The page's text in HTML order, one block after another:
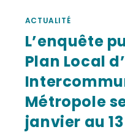
ACTUALITÉ
L’enquête
Plan Local
Métropole
janvier au